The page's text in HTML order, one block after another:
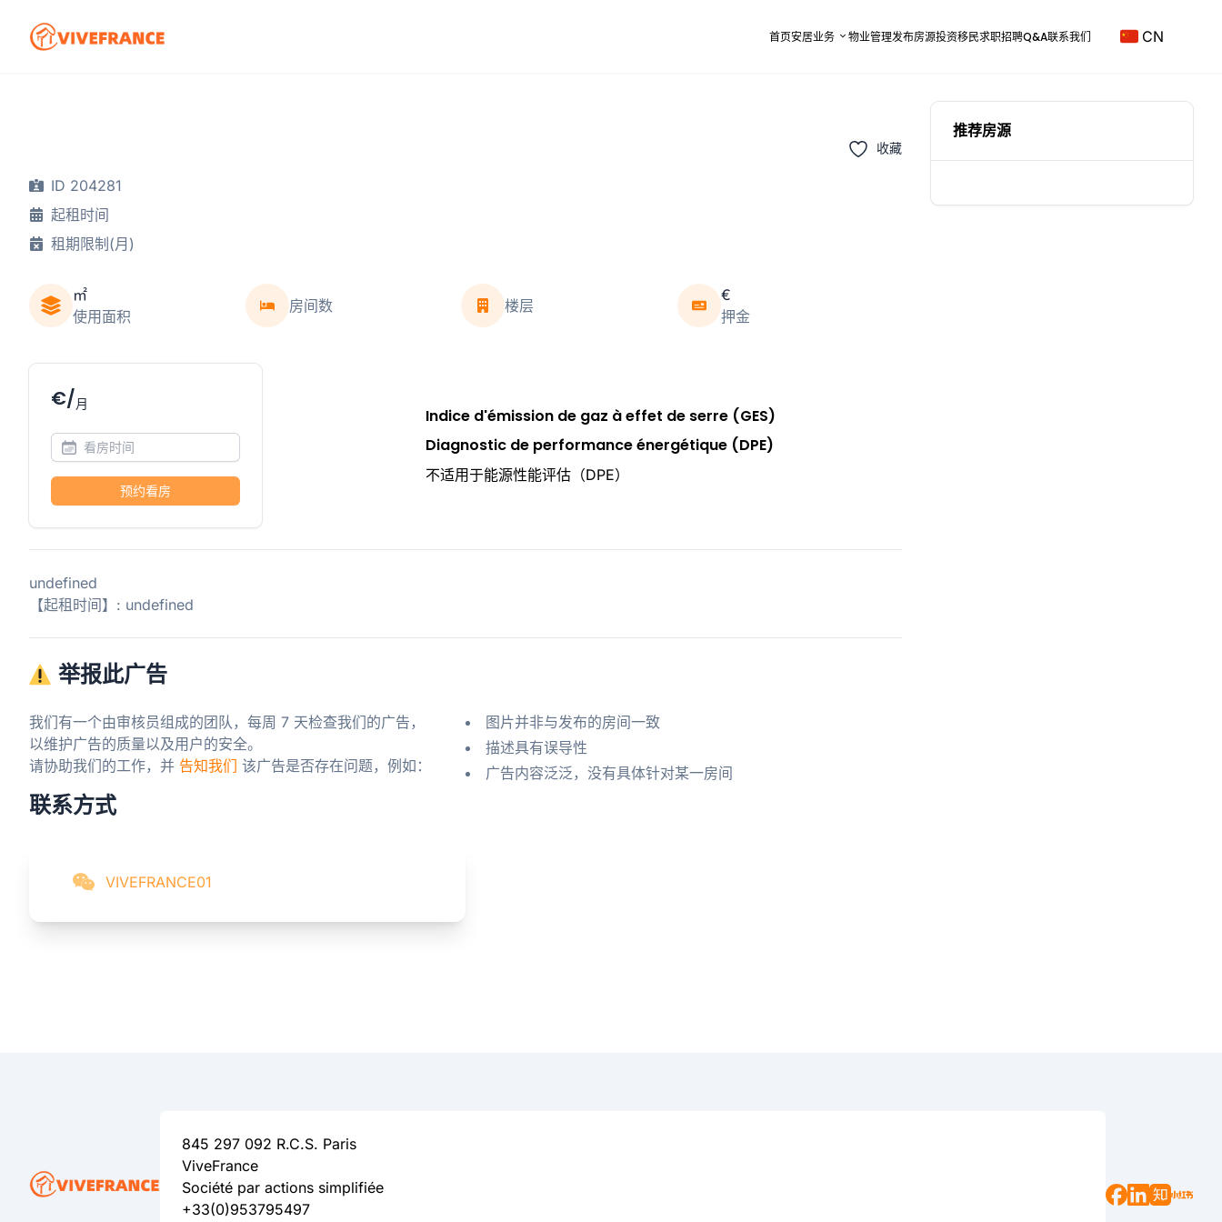
首页安居业务 物业管理发布房源投资移民求职招聘Q&A联系我们 CN
收藏
ID 204281
起租时间
租期限制(月)
㎡
使用面积
房间数 楼层
€
押金
€/月
预约看房
Indice d'émission de gaz à effet de serre (GES)
Diagnostic de performance énergétique (DPE)
不适用于能源性能评估（DPE）
undefined
【起租时间】: undefined
举报此广告
我们有一个由审核员组成的团队，每周 7 天检查我们的广告，
以维护广告的质量以及用户的安全。
请协助我们的工作，并 告知我们 该广告是否存在问题，例如：
图片并非与发布的房间一致
描述具有误导性
广告内容泛泛，没有具体针对某一房间
联系方式
VIVEFRANCE01
推荐房源
845 297 092 R.C.S. Paris
ViveFrance
Société par actions simplifiée
+33(0)953795497